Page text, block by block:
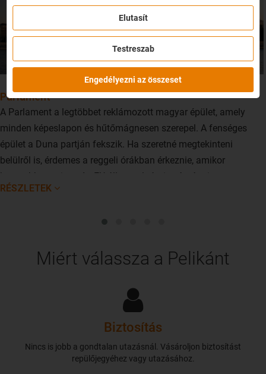
Parlament
A Parlament a legtöbbet reklámozott magyar épület, amely
minden képeslapon és hűtőmágnesen szerepel. A fenséges
épület a Duna partján fekszik. Ha szeretné megtekinteni
belülről is, érdemes a reggeli órákban érkeznie, amikor
kevesebb a turista. Az EU állampolgárai számára ingyenes
vezetést tartanak a Parlamentben.
RÉSZLETEK
Miért válassza a Pelikánt
Biztosítás
Nincs is jobb a gondtalan utazásnál. Vásároljon biztosítást
repülőjegyéhez vagy utazásához.
Elutasít
Testreszab
Engedélyezni az összeset